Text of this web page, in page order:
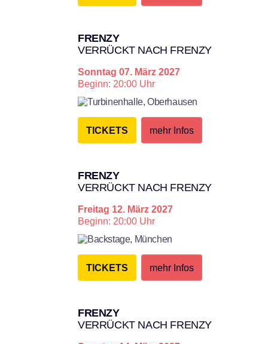
FRENZY
VERRÜCKT NACH FRENZY
Sonntag 07. März 2027
Beginn: 20:00 Uhr
Turbinenhalle, Oberhausen
TICKETS mehr Infos
FRENZY
VERRÜCKT NACH FRENZY
Freitag 12. März 2027
Beginn: 20:00 Uhr
Backstage, München
TICKETS mehr Infos
FRENZY
VERRÜCKT NACH FRENZY